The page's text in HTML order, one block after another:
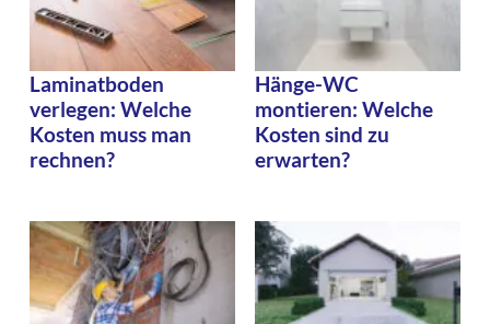
Laminatboden
verlegen: Welche
Kosten muss man
rechnen?
Hänge-WC
montieren: Welche
Kosten sind zu
erwarten?